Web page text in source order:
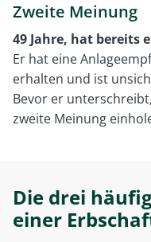
Zweite Meinung
49 Jahre, hat bereits
Er hat eine
erhalten und ist
Bevor er
zweite Meinung
Die drei
einer